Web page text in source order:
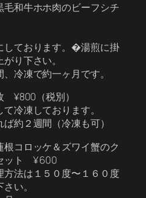
和牛ホホ肉のビーフシチ
しております。�湯煎に掛
り下さい。
冷凍で約一ヶ月です。
（税別）
冷凍しております。
約２週間（冷凍も可）
コロッケ＆ズワイ蟹のク
ット ¥ 600
法は１５０度〜１６０度
い。